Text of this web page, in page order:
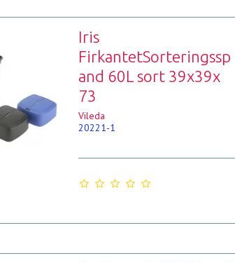
Iris
FirkantetSorteringssp
and 60L sort 39x39x
73
Vileda
20221-1